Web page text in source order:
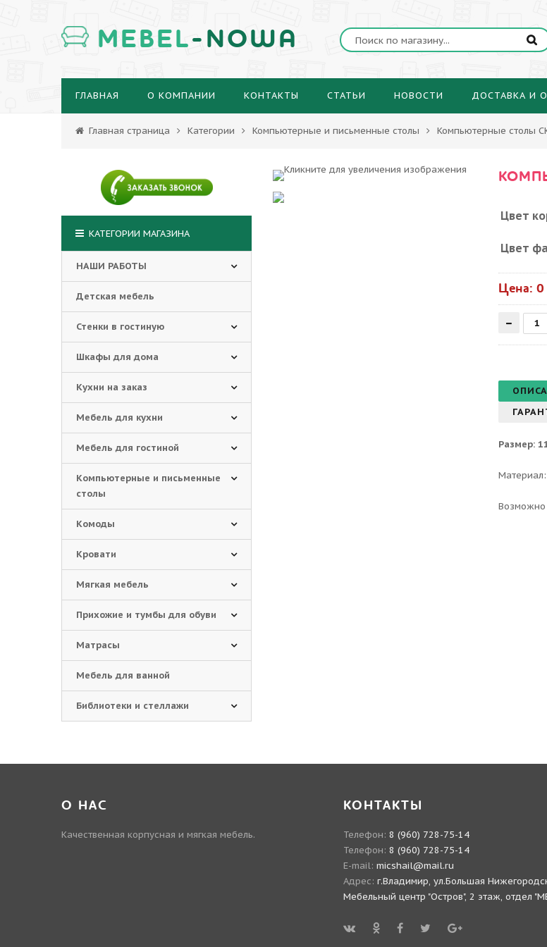
MEBEL-NOWA
ГЛАВНАЯ О КОМПАНИИ КОНТАКТЫ СТАТЬИ НОВОСТИ ДОСТАВКА И
Главная страница Категории Компьютерные и письменные столы Компьютерные столы
Цвет
Цвет
Цена:
Размер:
Возможно
КАТЕГОРИИ МАГАЗИНА
НАШИ РАБОТЫ
Детская мебель
Стенки в гостиную
Шкафы для дома
Кухни на заказ
Мебель для кухни
Мебель для гостиной
Компьютерные и письменные
столы
Комоды
Кровати
Мягкая мебель
Прихожие и тумбы для обуви
Матрасы
Мебель для ванной
Библиотеки и стеллажи
О НАС
Качественная корпусная и мягкая мебель.
КОНТАКТЫ
Телефон: 8 (960) 728-75-14
Телефон: 8 (960) 728-75-14
E-mail: micshail@mail.ru
Адрес: г.Владимир, ул.Большая
Мебельный центр "Остров", 2 этаж, отдел